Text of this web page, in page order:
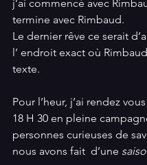
j’ai commencé avec
termine avec Rimbaud.
Le dernier rêve ce serait
l’ endroit exact où
texte.
Pour l’heur, j’ai rendez
18 H 30 en pleine
personnes curieuses de
nous avons fait  d’une